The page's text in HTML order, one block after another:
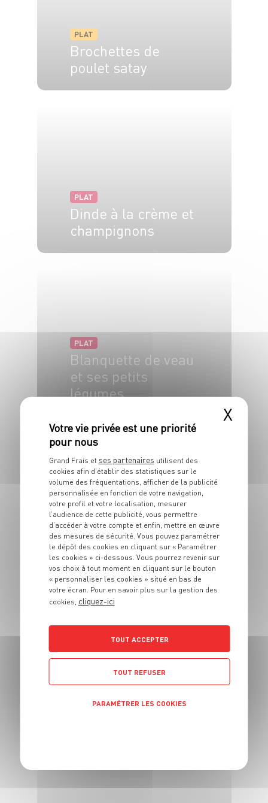
PLAT
Brochettes de
poulet satay
PLAT
Dinde à la crème et
champignons
PLAT
Blanquette de veau
et ses petits
légumes
PLAT
Sauce ketchup de
tomates maison
4 pers. 15 min 1h30
Pommes de terre
gratinées au
X
Grand Frais et ses partenaires utilisent des
cookies afin d’établir des statistiques sur le
volume des fréquentations, afficher de la publicité
personnalisée en fonction de votre navigation,
votre profil et votre localisation, mesurer
l’audience de cette publicité, vous permettre
d’accéder à votre compte et enfin, mettre en œuvre
des mesures de sécurité. Vous pouvez paramétrer
le dépôt des cookies en cliquant sur « Paramétrer
les cookies » ci-dessous. Vous pourrez revenir sur
vos choix à tout moment en cliquant sur le bouton
« personnaliser les cookies » situé en bas de
votre écran. Pour en savoir plus sur la gestion des
cookies, cliquez-ici
TOUT ACCEPTER
TOUT REFUSER
PARAMÉTRER LES COOKIES